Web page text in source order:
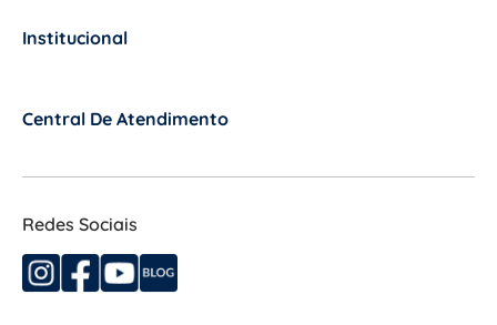
Institucional
Central De Atendimento
Redes Sociais